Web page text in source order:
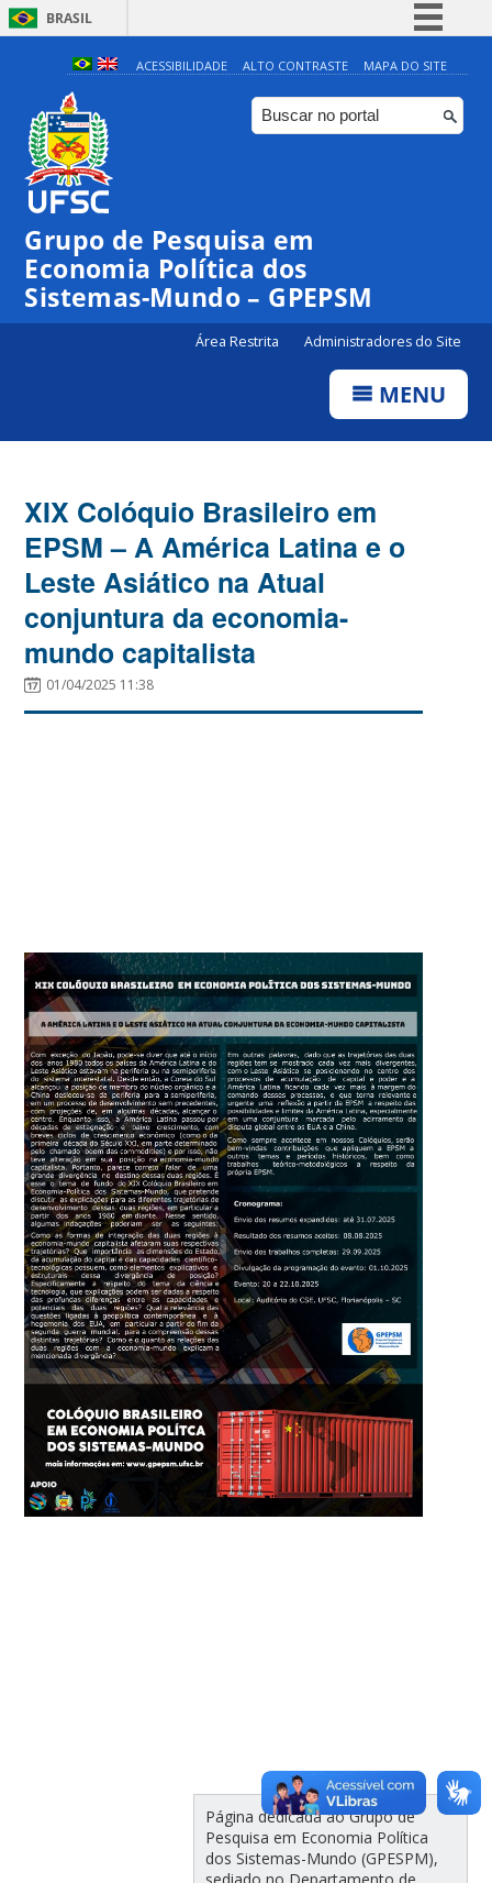
BRASIL
Simplifique!
Comunica BR
Participe
ACESSIBILIDADE ALTO CONTRASTE MAPA DO SITE
Grupo de Pesquisa em
Economia Política dos
Sistemas-Mundo – GPEPSM
Área Restrita Administradores do Site
MENU
XIX Colóquio Brasileiro em
EPSM – A América Latina e o
Leste Asiático na Atual
conjuntura da economia-
mundo capitalista
01/04/2025 11:38
Página dedicada ao Grupo de
Pesquisa em Economia Política
dos Sistemas-Mundo (GPESPM),